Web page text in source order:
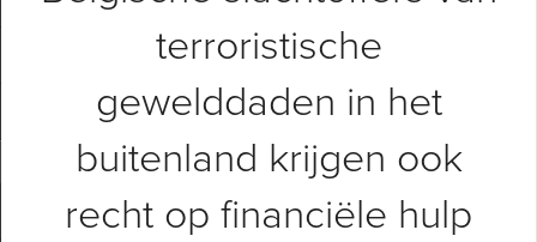
terroristische
gewelddaden in het
buitenland krijgen ook
recht op financiële hulp